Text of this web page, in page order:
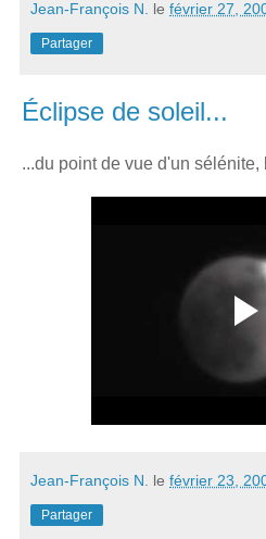
Jean-François N. le février 27,
Partager
Éclipse de soleil...
...du point de vue d'un sélénite,
Jean-François N. le février 23,
Partager